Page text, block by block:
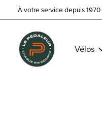
À votre service depuis 1970
Vélos